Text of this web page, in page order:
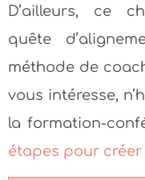
D’ailleurs, ce
quête
méthode de
vous intéresse,
la formation-
étapes pour créer